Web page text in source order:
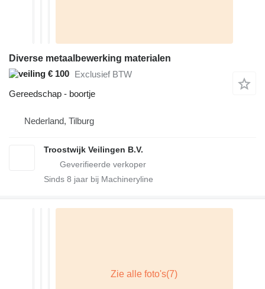
Diverse metaalbewerking materialen
€ 100 Exclusief BTW
Gereedschap - boortje
Nederland, Tilburg
Troostwijk Veilingen B.V.
Sinds 8 jaar bij Machineryline